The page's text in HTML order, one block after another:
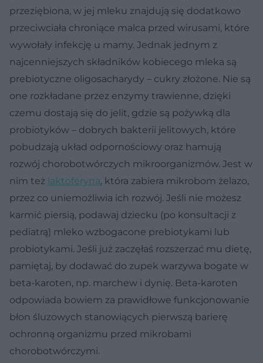
przeziębiona, w jej mleku znajdują się dodatkowo
przeciwciała chroniące malca przed wirusami, które
wywołały infekcję u mamy. Jednak jednym z
najcenniejszych składników kobiecego mleka są
prebiotyczne oligosacharydy – cukry złożone. Nie są
one rozkładane przez enzymy trawienne, dzięki
czemu dostają się do jelit, gdzie są pożywką dla
probiotyków – dobrych bakterii jelitowych, które
pobudzają układ odpornościowy oraz hamują
rozwój chorobotwórczych mikroorganizmów. Jest w
nim też laktoferyna, która zabiera mikrobom żelazo,
przez co uniemożliwia ich rozwój. Jeśli nie możesz
karmić piersią, podawaj dziecku (po konsultacji z
pediatrą) mleko wzbogacone prebiotykami lub
probiotykami. Jeśli już zaczęłaś rozszerzać mu dietę,
pamiętaj, by dodawać do zupek warzywa bogate w
beta-karoten, np. marchew i dynię. Beta-karoten
odpowiada bowiem za prawidłowe funkcjonowanie
błon śluzowych stanowiących pierwszą barierę
ochronną organizmu przed mikrobami
chorobotwórczymi.